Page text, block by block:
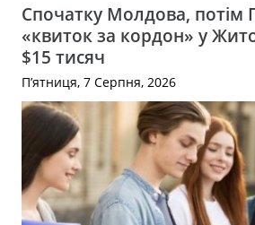
Спочатку Молдова, потім
«квиток за кордон» у
$15 тисяч
П’ятниця, 7 Серпня, 2026